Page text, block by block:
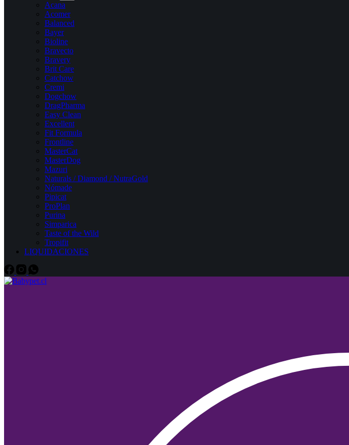
Acana
Acomer
Balanced
Bayer
Bioline
Bravecto
Bravery
Brit Care
Catchow
Cremi
Dogchow
DragPharma
Easy Clean
Excellent
Fit Formula
Frontline
MasterCat
MasterDog
Mazuri
Naturals / Diamond / NutraGold
Nómade
Pipicat
ProPlan
Purina
Simparica
Taste of the Wild
Tropifit
LIQUIDACIONES